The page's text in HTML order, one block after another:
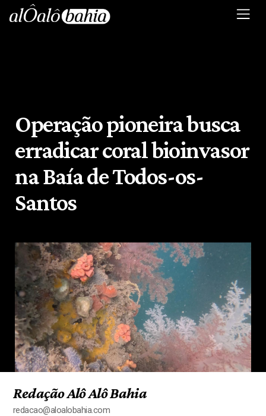
Operação pioneira busca
erradicar coral bioinvasor
na Baía de Todos-os-
Santos
Redação Alô Alô Bahia
redacao@aloalobahia.com